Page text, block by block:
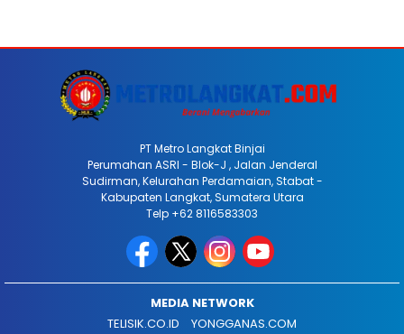
PT Metro Langkat Binjai
Perumahan ASRI - Blok-J , Jalan Jenderal
Sudirman, Kelurahan Perdamaian, Stabat -
Kabupaten Langkat, Sumatera Utara
Telp +62 8116583303
MEDIA NETWORK
TELISIK.CO.ID
YONGGANAS.COM